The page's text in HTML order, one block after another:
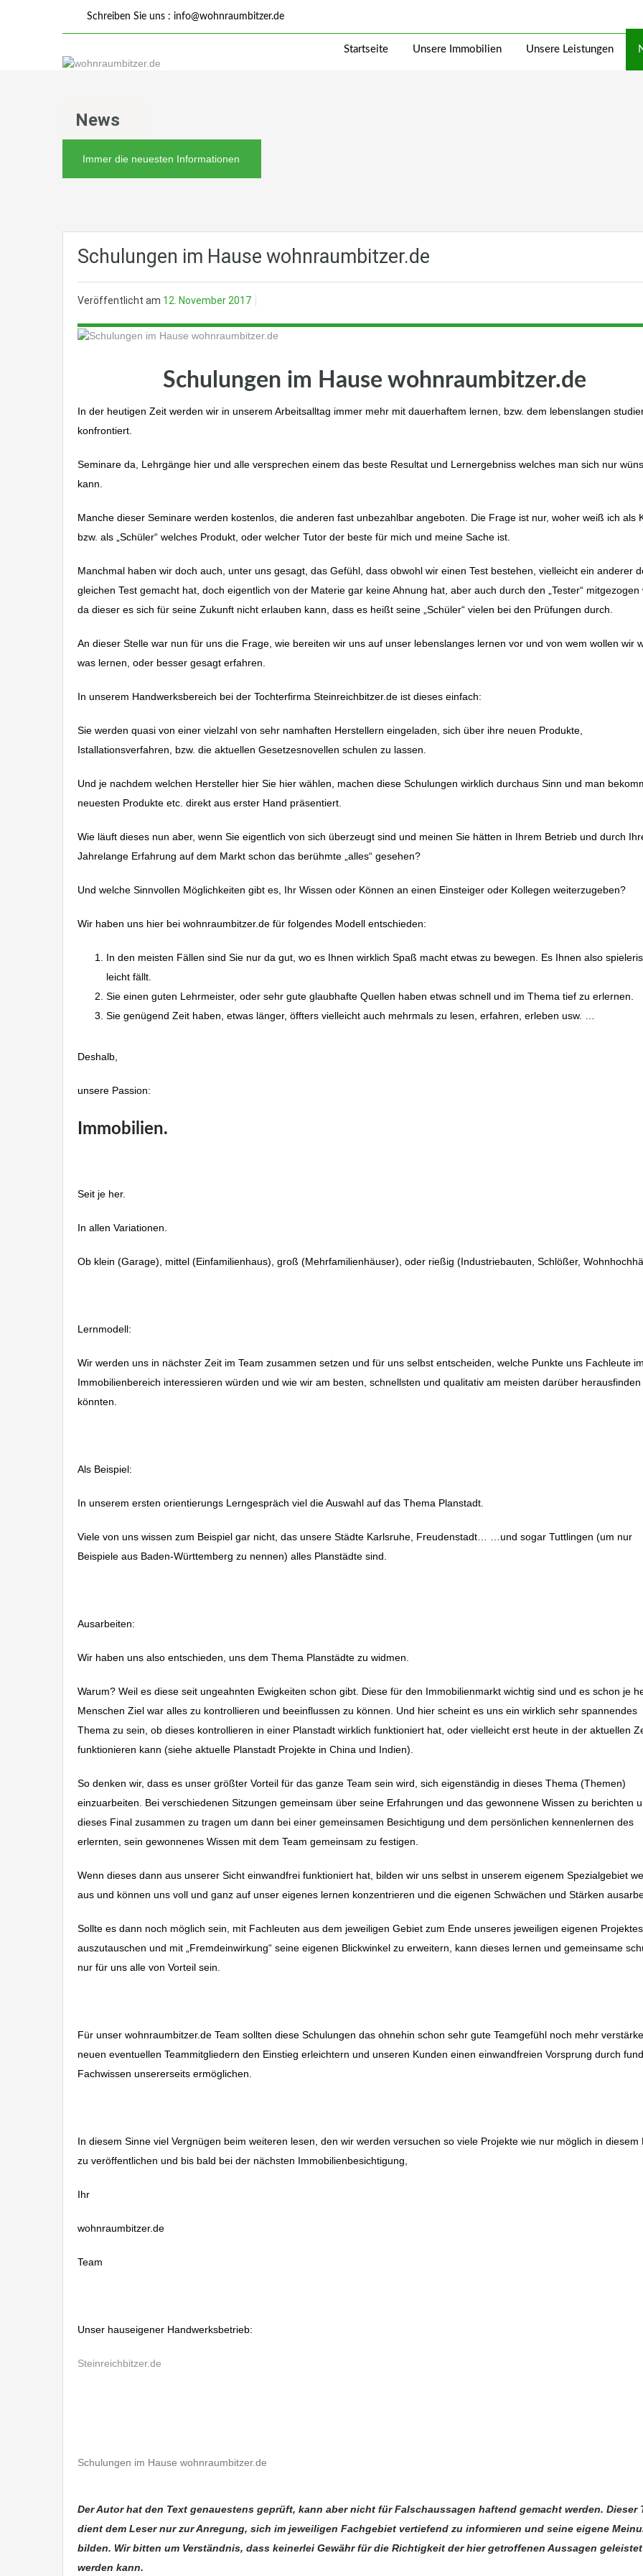
Schreiben Sie uns : info@wohnraumbitzer.de
Startseite Unsere Immobilien Unsere Leistungen
News
Immer die neuesten Informationen
Schulungen im Hause wohnraumbitzer.de
Veröffentlicht am 12. November 2017
Schulungen im Hause wohnraumbitzer.de
In der heutigen Zeit werden wir in unserem Arbeitsalltag immer mehr mit dauerhaftem lernen, bzw. dem lebenslangen
konfrontiert.
Seminare da, Lehrgänge hier und alle versprechen einem das beste Resultat und Lernergebniss welches man sich nur
kann.
Manche dieser Seminare werden kostenlos, die anderen fast unbezahlbar angeboten. Die Frage ist nur, woher weiß ich als
bzw. als „Schüler“ welches Produkt, oder welcher Tutor der beste für mich und meine Sache ist.
Manchmal haben wir doch auch, unter uns gesagt, das Gefühl, dass obwohl wir einen Test bestehen, vielleicht ein anderer
gleichen Test gemacht hat, doch eigentlich von der Materie gar keine Ahnung hat, aber auch durch den „Tester“ mitgezogen
da dieser es sich für seine Zukunft nicht erlauben kann, dass es heißt seine „Schüler“ vielen bei den Prüfungen durch.
An dieser Stelle war nun für uns die Frage, wie bereiten wir uns auf unser lebenslanges lernen vor und von wem wollen wir
was lernen, oder besser gesagt erfahren.
In unserem Handwerksbereich bei der Tochterfirma Steinreichbitzer.de ist dieses einfach:
Sie werden quasi von einer vielzahl von sehr namhaften Herstellern eingeladen, sich über ihre neuen Produkte,
Istallationsverfahren, bzw. die aktuellen Gesetzesnovellen schulen zu lassen.
Und je nachdem welchen Hersteller hier Sie hier wählen, machen diese Schulungen wirklich durchaus Sinn und man
neuesten Produkte etc. direkt aus erster Hand präsentiert.
Wie läuft dieses nun aber, wenn Sie eigentlich von sich überzeugt sind und meinen Sie hätten in Ihrem Betrieb und durch
Jahrelange Erfahrung auf dem Markt schon das berühmte „alles“ gesehen?
Und welche Sinnvollen Möglichkeiten gibt es, Ihr Wissen oder Können an einen Einsteiger oder Kollegen weiterzugeben?
Wir haben uns hier bei wohnraumbitzer.de für folgendes Modell entschieden:
In den meisten Fällen sind Sie nur da gut, wo es Ihnen wirklich Spaß macht etwas zu bewegen. Es Ihnen also
leicht fällt.
Sie einen guten Lehrmeister, oder sehr gute glaubhafte Quellen haben etwas schnell und im Thema tief zu erlernen.
Sie genügend Zeit haben, etwas länger, öffters vielleicht auch mehrmals zu lesen, erfahren, erleben usw. …
Deshalb,
unsere Passion:
Immobilien.
Seit je her.
In allen Variationen.
Ob klein (Garage), mittel (Einfamilienhaus), groß (Mehrfamilienhäuser), oder rießig (Industriebauten, Schlößer,
Lernmodell:
Wir werden uns in nächster Zeit im Team zusammen setzen und für uns selbst entscheiden, welche Punkte uns Fachleute
Immobilienbereich interessieren würden und wie wir am besten, schnellsten und qualitativ am meisten darüber herausfinden
könnten.
Als Beispiel:
In unserem ersten orientierungs Lerngespräch viel die Auswahl auf das Thema Planstadt.
Viele von uns wissen zum Beispiel gar nicht, das unsere Städte Karlsruhe, Freudenstadt… …und sogar Tuttlingen (um nur
Beispiele aus Baden-Württemberg zu nennen) alles Planstädte sind.
Ausarbeiten:
Wir haben uns also entschieden, uns dem Thema Planstädte zu widmen.
Warum? Weil es diese seit ungeahnten Ewigkeiten schon gibt. Diese für den Immobilienmarkt wichtig sind und es schon je
Menschen Ziel war alles zu kontrollieren und beeinflussen zu können. Und hier scheint es uns ein wirklich sehr spannendes
Thema zu sein, ob dieses kontrollieren in einer Planstadt wirklich funktioniert hat, oder vielleicht erst heute in der aktuellen
funktionieren kann (siehe aktuelle Planstadt Projekte in China und Indien).
So denken wir, dass es unser größter Vorteil für das ganze Team sein wird, sich eigenständig in dieses Thema (Themen)
einzuarbeiten. Bei verschiedenen Sitzungen gemeinsam über seine Erfahrungen und das gewonnene Wissen zu berichten
dieses Final zusammen zu tragen um dann bei einer gemeinsamen Besichtigung und dem persönlichen kennenlernen des
erlernten, sein gewonnenes Wissen mit dem Team gemeinsam zu festigen.
Wenn dieses dann aus unserer Sicht einwandfrei funktioniert hat, bilden wir uns selbst in unserem eigenem Spezialgebiet
aus und können uns voll und ganz auf unser eigenes lernen konzentrieren und die eigenen Schwächen und Stärken
Sollte es dann noch möglich sein, mit Fachleuten aus dem jeweiligen Gebiet zum Ende unseres jeweiligen eigenen
auszutauschen und mit „Fremdeinwirkung“ seine eigenen Blickwinkel zu erweitern, kann dieses lernen und gemeinsame
nur für uns alle von Vorteil sein.
Für unser wohnraumbitzer.de Team sollten diese Schulungen das ohnehin schon sehr gute Teamgefühl noch mehr
neuen eventuellen Teammitgliedern den Einstieg erleichtern und unseren Kunden einen einwandfreien Vorsprung durch
Fachwissen unsererseits ermöglichen.
In diesem Sinne viel Vergnügen beim weiteren lesen, den wir werden versuchen so viele Projekte wie nur möglich in diesem
zu veröffentlichen und bis bald bei der nächsten Immobilienbesichtigung,
Ihr
wohnraumbitzer.de
Team
Unser hauseigener Handwerksbetrieb:
Steinreichbitzer.de
Schulungen im Hause wohnraumbitzer.de
Der Autor hat den Text genauestens geprüft, kann aber nicht für Falschaussagen haftend gemacht werden. Dieser
dient dem Leser nur zur Anregung, sich im jeweiligen Fachgebiet vertiefend zu informieren und seine eigene
bilden. Wir bitten um Verständnis, dass keinerlei Gewähr für die Richtigkeit der hier getroffenen Aussagen geleistet
werden kann.